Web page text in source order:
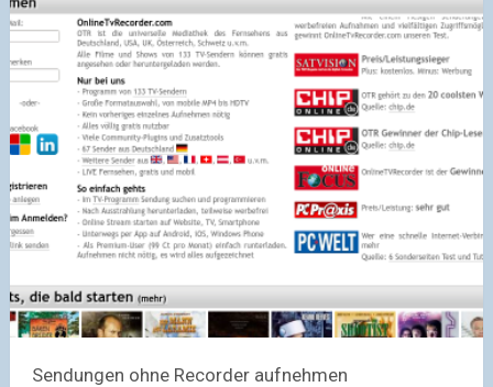
Sendungen ohne Recorder aufnehmen